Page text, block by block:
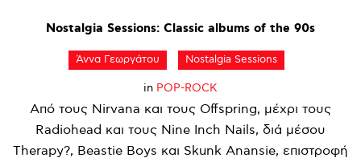
Nostalgia Sessions: Classic albums of the 90s
Άννα Γεωργάτου Nostalgia Sessions
in POP-ROCK
Από τους Nirvana και τους Offspring, μέχρι τους
Radiohead και τους Nine Inch Nails, διά μέσου
Therapy?, Beastie Boys και Skunk Anansie, επιστροφή